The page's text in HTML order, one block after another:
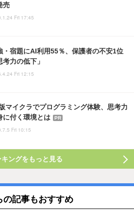
売
Fri 17:45
・宿題にAI利用55％、保護者の不安1位
考力の低下」
Fri 12:15
マイクラでプログラミング体験、思考力
に付く環境とは
PR
Fri 10:15
キングをもっと見る
の記事もおすすめ